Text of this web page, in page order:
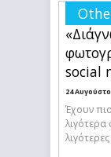
social
24
Έχουν
λιγότερα